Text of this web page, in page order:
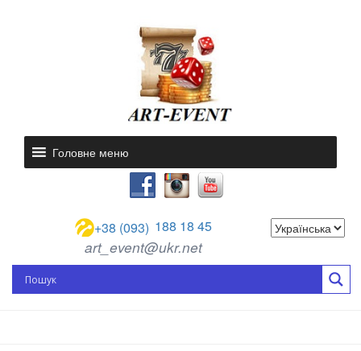
Головне меню
+38 (093) 188 18 45
art_event@ukr.net